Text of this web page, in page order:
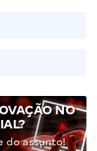
NO
do assunto!